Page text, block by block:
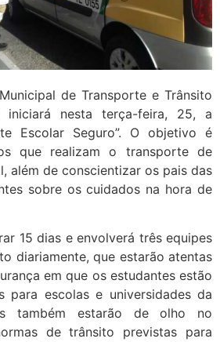
de Transporte e Trânsito
iniciará nesta terça-feira, 25, a
Escolar Seguro”. O objetivo é
que realizam o transporte de
além de conscientizar os pais das
sobre os cuidados na hora de
15 dias e envolverá três equipes
diariamente, que estarão atentas
em que os estudantes estão
para escolas e universidades da
também estarão de olho no
de trânsito previstas para